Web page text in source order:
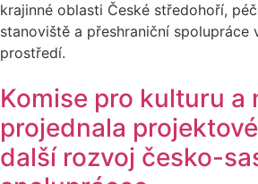
krajinné oblasti České středohoří,
stanoviště a přeshraniční spolupráce
prostředí.
Komise pro kulturu a
projednala
další rozvoj česko-